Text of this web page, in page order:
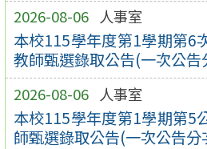
2026-08-06 人事室
本校115學年度第1學期第6
教師甄選錄取公告(一次公告
2026-08-06 人事室
本校115學年度第1學期第5
師甄選錄取公告(一次公告分